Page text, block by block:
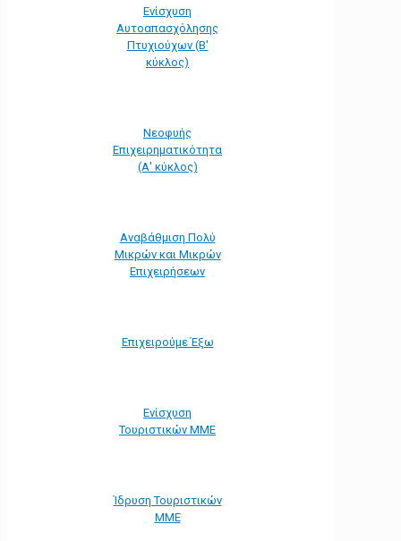
Ενίσχυση
Αυτοαπασχόλησης
Πτυχιούχων (Β'
κύκλος)
Νεοφυής
Επιχειρηματικότητα
(Α' κύκλος)
Αναβάθμιση Πολύ
Μικρών και Μικρών
Επιχειρήσεων
Επιχειρούμε Έξω
Ενίσχυση
Τουριστικών ΜΜΕ
Ίδρυση Τουριστικών
ΜΜΕ